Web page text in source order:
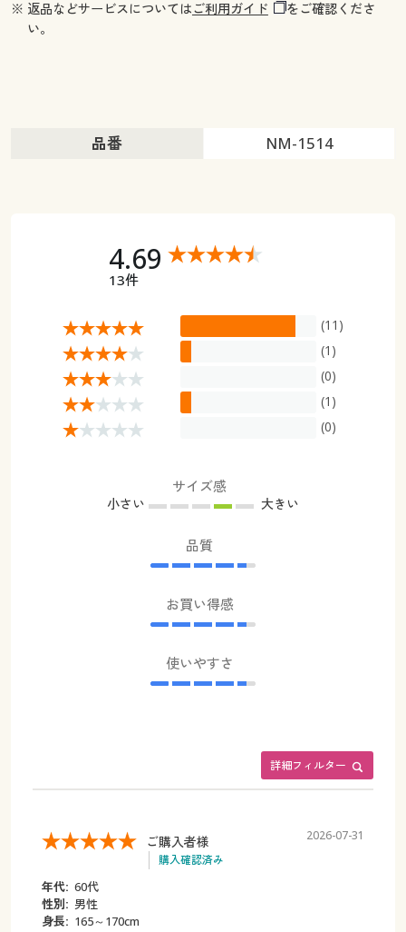
※ 返品などサービスについてはご利用ガイド
をご確認くださ
い。
品番 NM-1514
4.69
13件
(11)
(1)
(0)
(1)
(0)
サイズ感
小さい 大きい
品質
お買い得感
使いやすさ
詳細フィルター
ご購入者様
購入確認済み
2026-07-31
年代: 60代
性別: 男性
身長: 165～170cm